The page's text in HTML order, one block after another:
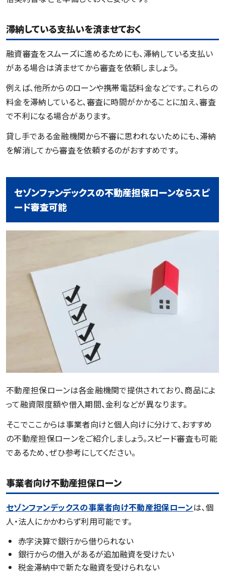
滞納している支払いを済ませておく
融資審査をスムーズに進めるためにも、滞納している支払い
がある場合は済ませてから審査を依頼しましょう。
例えば、他所からのローンや携帯電話料金などです。これらの
料金を滞納していると、審査に時間がかかることに加え、審査
で不利になる場合があります。
貸し手である金融機関から不審に思われないためにも、滞納
を解消してから審査を依頼するのがおすすめです。
セゾンファンデックスの不動産担保ローンならスピ
ード審査可能
不動産担保ローンは各金融機関で提供されており、商品によ
って融資限度額や借入期間、金利などが異なります。
そこでここからは事業者向けと個人向けに分けて、おすすめ
の不動産担保ローンをご紹介しましょう。スピード審査も可能
であるため、ぜひ参考にしてください。
事業者向け不動産担保ローン
セゾンファンデックスの事業者向け不動産担保ローンは、個
人・法人にかかわらず利用可能です。
赤字決算で銀行から借りられない
銀行からの借入があるが追加融資を受けたい
税金滞納中で新たな融資を受けられない